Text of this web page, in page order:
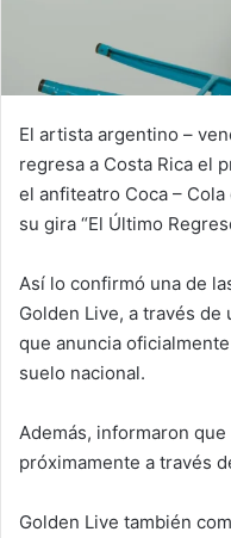
El artista argentino –
regresa a Costa Rica el
el anfiteatro Coca –
su gira “El Último
Así lo confirmó una de
Golden Live, a través
que anuncia
suelo nacional.
Además, informaron
próximamente a través
Golden Live también